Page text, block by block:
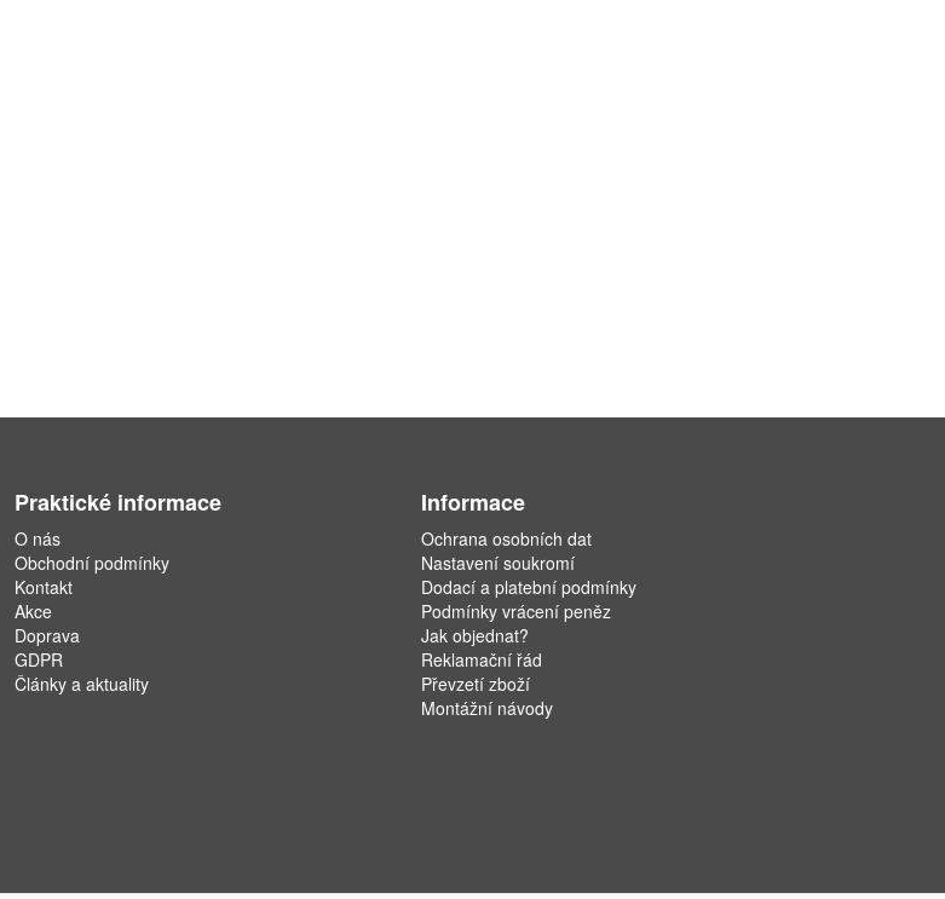
Praktické informace
O nás
Obchodní podmínky
Kontakt
Akce
Doprava
GDPR
Články a aktuality
Informace
Ochrana osobních dat
Nastavení soukromí
Dodací a platební podmínky
Podmínky vrácení peněz
Jak objednat?
Reklamační řád
Převzetí zboží
Montážní návody